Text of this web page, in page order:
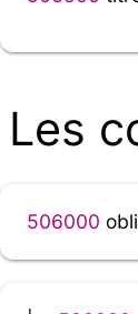
Les
506000